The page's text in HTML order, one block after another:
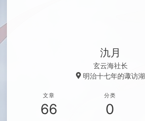
氿月
玄云海社长
明治十七年的诹访湖
文章
66
分类
0